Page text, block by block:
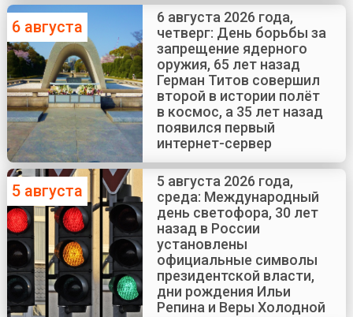
6 августа
6 августа 2026 года,
четверг: День борьбы за
запрещение ядерного
оружия, 65 лет назад
Герман Титов совершил
второй в истории полёт
в космос, а 35 лет назад
появился первый
интернет-сервер
5 августа
5 августа 2026 года,
среда: Международный
день светофора, 30 лет
назад в России
установлены
официальные символы
президентской власти,
дни рождения Ильи
Репина и Веры Холодной